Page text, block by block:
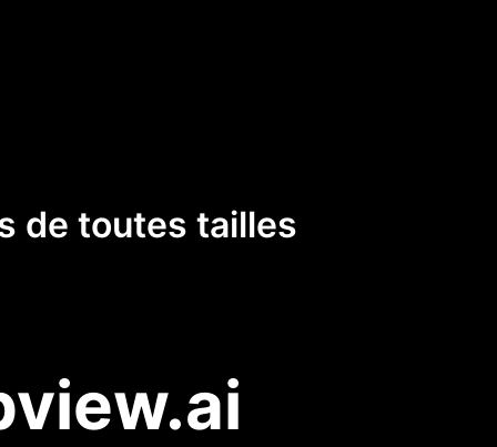
de toutes tailles